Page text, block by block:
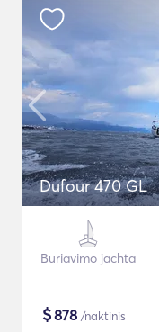
Dufour 470 GL
Buriavimo jachta
$878 /naktinis